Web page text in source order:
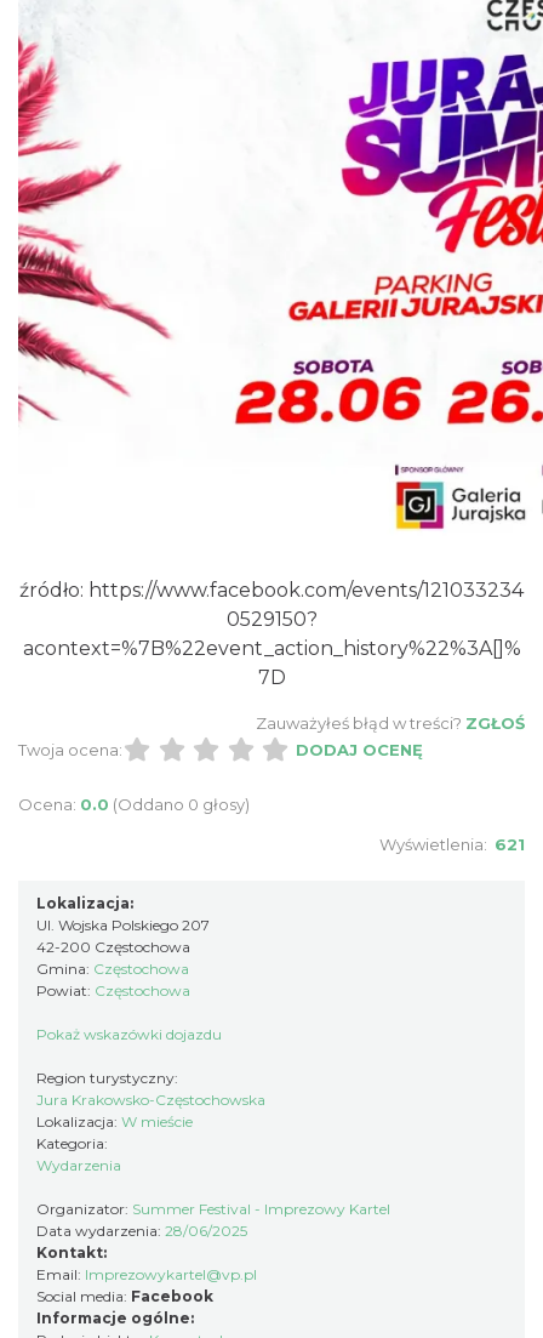
XIII Myszkowska Ósemka 2026 – bieg
uliczny w Myszkowie na dystansie 8 km
Myszków
2026-09-06
25.07 km
źródło: https://www.facebook.com/events/121033234
0529150?
acontext=%7B%22event_action_history%22%3A[]%
7D
Zauważyłeś błąd w treści? ZGŁOŚ
Twoja ocena:
DODAJ OCENĘ
Ocena: 0.0 (Oddano 0 głosy)
Wyświetlenia: 621
Lokalizacja:
Ul. Wojska Polskiego 207
42-200 Częstochowa
Gmina: Częstochowa
Powiat: Częstochowa
Pokaż wskazówki dojazdu
Region turystyczny:
Jura Krakowsko-Częstochowska
Lokalizacja: W mieście
Kategoria:
Wydarzenia
Organizator: Summer Festival - Imprezowy Kartel
Data wydarzenia: 28/06/2025
Kontakt:
Email: Imprezowykartel@vp.pl
Social media: Facebook
Informacje ogólne: